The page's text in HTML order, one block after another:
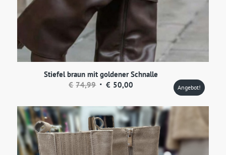
Stiefel braun mit goldener Schnalle
€ 74,99 Ursprünglicher
war:
€74,99
€ 50,00
ist:
€50,00.
Angebot!